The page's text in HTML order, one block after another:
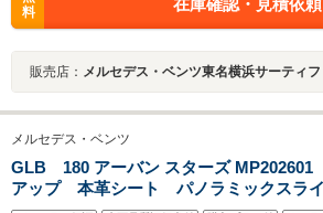
料
在庫確認・見積依頼
販売店： メルセデス・ベンツ東名横浜サーティ
メルセデス・ベンツ
GLB 180 アーバン スターズ
アップ 本革シート パノラミックスラ
フ アドバンストパッケージ メモリー付